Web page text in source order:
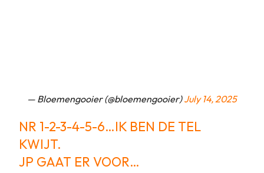
— Bloemengooier (@bloemengooier)July 14, 2025
NR 1-2-3-4-5-6…IK BEN DE TEL
KWIJT.
JP GAAT ER VOOR…